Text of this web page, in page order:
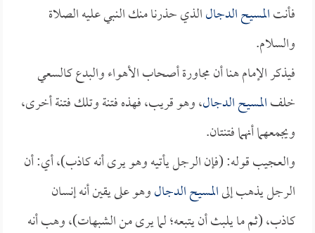
فأنتالمسيح الدجالالذي حذرنا منك النبي عليه الصلاة
والسلام.
فيذكر الإمام هنا أن مجاورة أصحاب الأهواء والبدع كالسعي
خلفالمسيح الدجال، وهو قريب، فهذه فتنة وتلك فتنة أخرى،
ويجمعهما أنهما فتنتان.
والعجيب قوله: (فإن الرجل يأتيه وهو يرى أنه كاذب)، أي: أن
الرجل يذهب إلىالمسيح الدجالوهو على يقين أنه إنسان
كاذب، (ثم ما يلبث أن يتبعه؛ لما يرى من الشبهات)، وهب أنه